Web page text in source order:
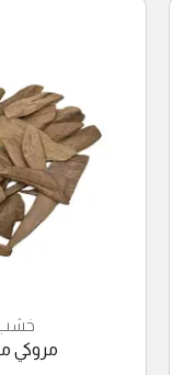
خشب
مروكي